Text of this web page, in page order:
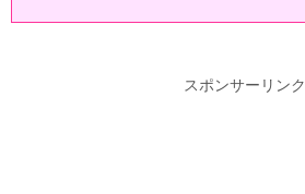
スポンサーリンク